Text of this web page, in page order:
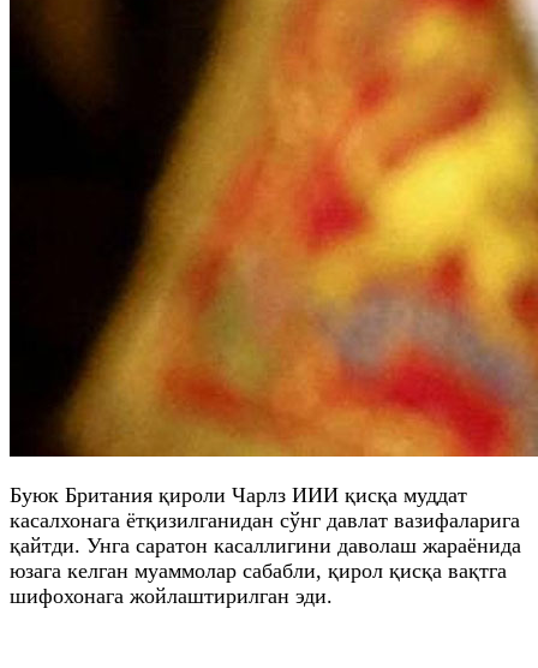
Буюк Британия қироли Чарлз ИИИ қисқа муддат
касалхонага ётқизилганидан сўнг давлат вазифаларига
қайтди. Унга саратон касаллигини даволаш жараёнида
юзага келган муаммолар сабабли, қирол қисқа вақтга
шифохонага жойлаштирилган эди.